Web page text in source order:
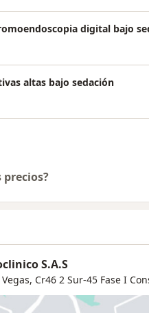
digital bajo
altas bajo sedación
S.A.S
Cr46 2 Sur-45 Fase I